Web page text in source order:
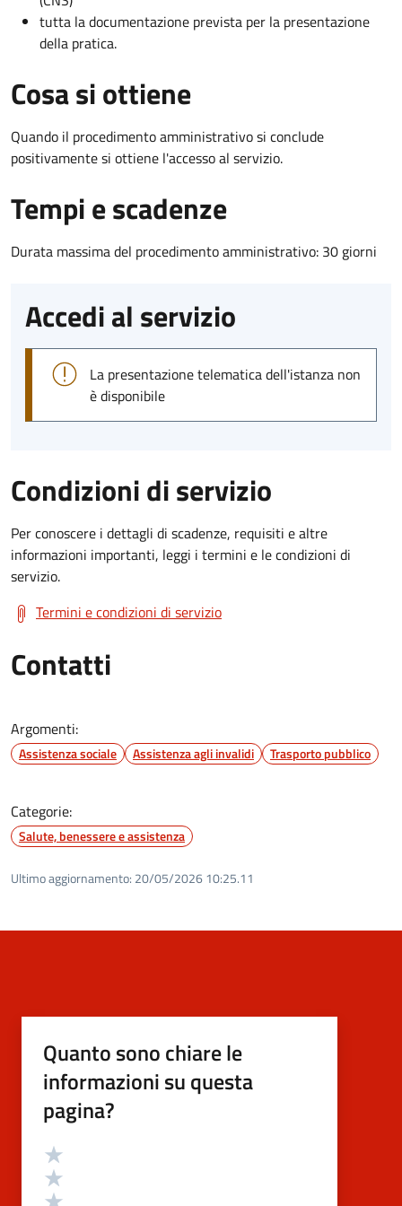
tutta la documentazione prevista per la presentazione
della pratica.
Cosa si ottiene
Quando il procedimento amministrativo si conclude
positivamente si ottiene l'accesso al servizio.
Tempi e scadenze
Durata massima del procedimento amministrativo: 30 giorni
Accedi al servizio
La presentazione telematica dell'istanza non
è disponibile
Condizioni di servizio
Per conoscere i dettagli di scadenze, requisiti e altre
informazioni importanti, leggi i termini e le condizioni di
servizio.
Termini e condizioni di servizio
Contatti
Argomenti:
Assistenza sociale Assistenza agli invalidi Trasporto pubblico
Categorie:
Salute, benessere e assistenza
Ultimo aggiornamento: 20/05/2026 10:25.11
Quanto sono chiare le
informazioni su questa
pagina?
Valutazione